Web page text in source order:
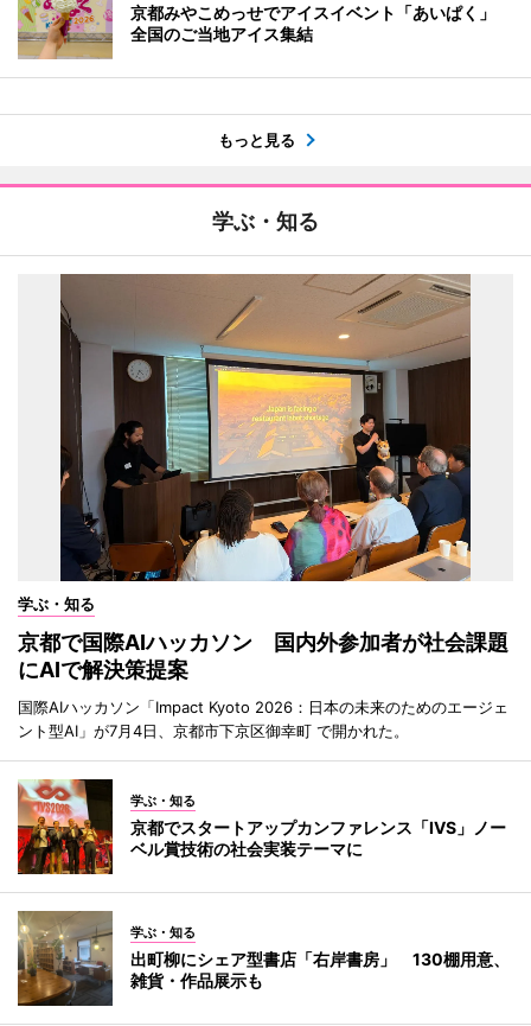
京都みやこめっせでアイスイベント「あいぱく」
全国のご当地アイス集結
もっと見る
学ぶ・知る
学ぶ・知る
京都で国際AIハッカソン 国内外参加者が社会課題
にAIで解決策提案
国際AIハッカソン「Impact Kyoto 2026：日本の未来のためのエージェ
ント型AI」が7月4日、京都市下京区御幸町 で開かれた。
学ぶ・知る
京都でスタートアップカンファレンス「IVS」ノー
ベル賞技術の社会実装テーマに
学ぶ・知る
出町柳にシェア型書店「右岸書房」 130棚用意、
雑貨・作品展示も